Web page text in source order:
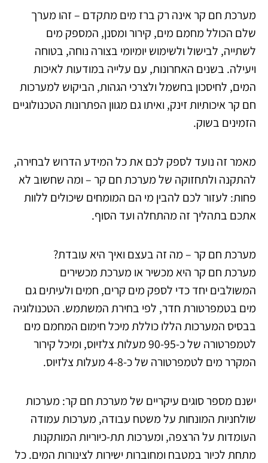
מערכת חם קר אינה רק ברז מים מתקדם – זהו מערך
שלם הכולל מחמם מים, קירור ומסנן, המספק מים
לשתייה, לבישול ולשימוש יומיומי בצורה נוחה, בטוחה
ויעילה. בשנים האחרונות, עם עלייה במודעות לאיכות
המים, לחיסכון בחשמל ולצרכי הגהות, הביקוש למערכות
חם קר איכותיות זינק, ואיתו גם מגוון הפתרונות הטכנולוגיים
הזמינים בשוק.
מאמר זה נועד לספק לכם את כל המידע הדרוש לבחירה,
להתקנה ולתחזוקה של מערכת חם קר – ומה שחשוב לא
פחות: לעזור לכם להבין מי הם המומחים שיכולים ללוות
אתכם בתהליך זה מהתחלה ועד הסוף.
מערכת חם קר – מה זה בעצם ואיך היא עובדת?
מערכת חם קר היא מכשיר או מערכת מכשירים
המשולבים יחד כדי לספק מים קרים, חמים ולעיתים גם
מים בטמפרטורת חדר, לפי בחירת המשתמש. הטכנולוגיה
בבסיס המערכות הללו כוללת מיכל חימום המחמם מים
לטמפרטורה של כ-90-95 מעלות צלזיוס, ומיכל קירור
המקרר מים לטמפרטורה של כ-4-8 מעלות צלזיוס.
ישנם מספר סוגים עיקריים של מערכת חם קר: מערכות
שולחניות המונחות על משטח עבודה, מערכות עמודה
העומדות על הרצפה, ומערכות תת-כיוריות המותקנות
מתחת לכיור במטבח ומחוברות ישירות לצינורות המים. כל